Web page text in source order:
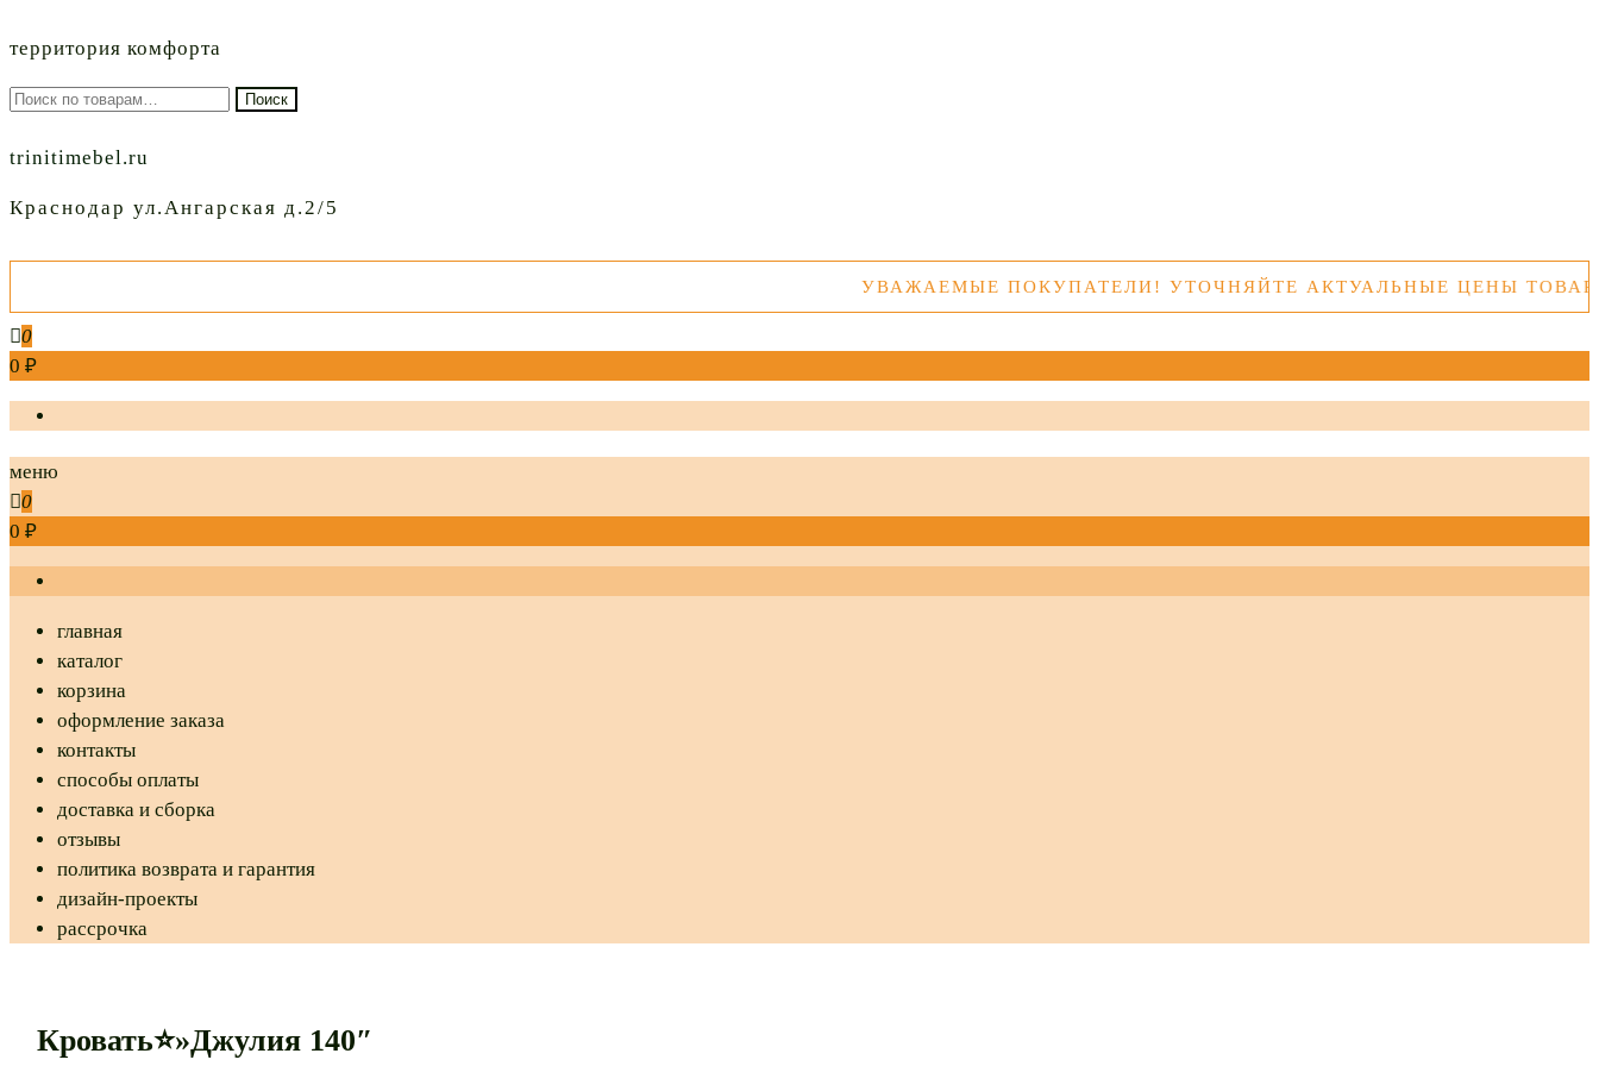
территория комфорта
Искать: Поиск
trinitimebel.ru
Краснодар ул.Ангарская д.2/5
УВАЖАЕМЫЕ ПОКУПАТЕЛИ! УТОЧНЯЙТЕ АКТУАЛЬНЫЕ ЦЕНЫ ТОВАРОВ
0
0 ₽
меню
0
0 ₽
главная
каталог
корзина
оформление заказа
контакты
способы оплаты
доставка и сборка
отзывы
политика возврата и гарантия
дизайн-проекты
рассрочка
Кровать⭐»Джулия 140″